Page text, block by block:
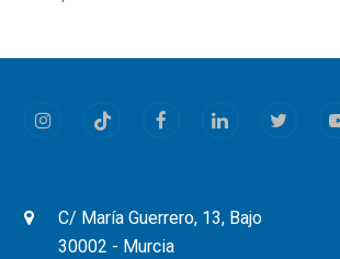
post:
InstagramTiktok FacebookLinkedInTwitter
C/ María Guerrero, 13, Bajo
30002 - Murcia